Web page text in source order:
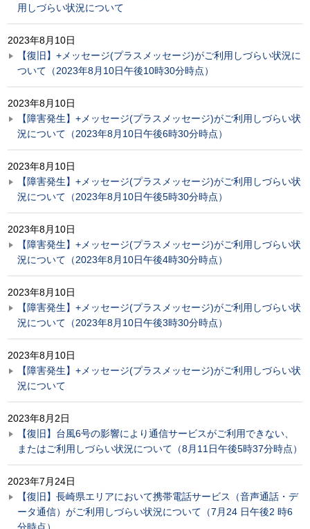
用しづらい状況について
2023年8月10日
【復旧】+メッセージ(プラスメッセージ)がご利用しづらい状況に
ついて（2023年8月10日午後10時30分時点）
2023年8月10日
【障害発生】+メッセージ(プラスメッセージ)がご利用しづらい状
況について（2023年8月10日午後6時30分時点）
2023年8月10日
【障害発生】+メッセージ(プラスメッセージ)がご利用しづらい状
況について（2023年8月10日午後5時30分時点）
2023年8月10日
【障害発生】+メッセージ(プラスメッセージ)がご利用しづらい状
況について（2023年8月10日午後4時30分時点）
2023年8月10日
【障害発生】+メッセージ(プラスメッセージ)がご利用しづらい状
況について（2023年8月10日午後3時30分時点）
2023年8月10日
【障害発生】+メッセージ(プラスメッセージ)がご利用しづらい状
況について
2023年8月2日
【復旧】台風6号の影響により通信サービスがご利用できない、
またはご利用しづらい状況について（8月11日午後5時37分時点）
2023年7月24日
【復旧】長崎県エリアにおいて携帯電話サービス（音声通話・デ
ータ通信）がご利用しづらい状況について（7月24 日午後2 時6